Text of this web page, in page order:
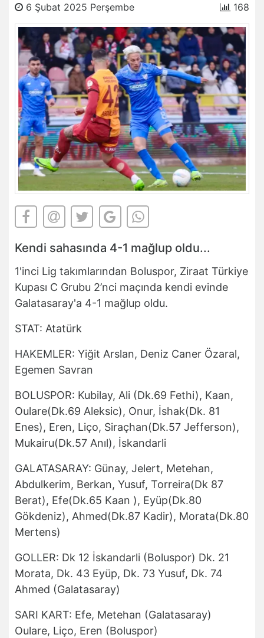
6 Şubat 2025 Perşembe 168
Kendi sahasında 4-1 mağlup oldu...
1'inci Lig takımlarından Boluspor, Ziraat Türkiye
Kupası C Grubu 2’nci maçında kendi evinde
Galatasaray'a 4-1 mağlup oldu.
STAT: Atatürk
HAKEMLER: Yiğit Arslan, Deniz Caner Özaral,
Egemen Savran
BOLUSPOR: Kubilay, Ali (Dk.69 Fethi), Kaan,
Oulare(Dk.69 Aleksic), Onur, İshak(Dk. 81
Enes), Eren, Liço, Siraçhan(Dk.57 Jefferson),
Mukairu(Dk.57 Anıl), İskandarli
GALATASARAY: Günay, Jelert, Metehan,
Abdulkerim, Berkan, Yusuf, Torreira(Dk 87
Berat), Efe(Dk.65 Kaan ), Eyüp(Dk.80
Gökdeniz), Ahmed(Dk.87 Kadir), Morata(Dk.80
Mertens)
GOLLER: Dk 12 İskandarli (Boluspor) Dk. 21
Morata, Dk. 43 Eyüp, Dk. 73 Yusuf, Dk. 74
Ahmed (Galatasaray)
SARI KART: Efe, Metehan (Galatasaray)
Oulare, Liço, Eren (Boluspor)